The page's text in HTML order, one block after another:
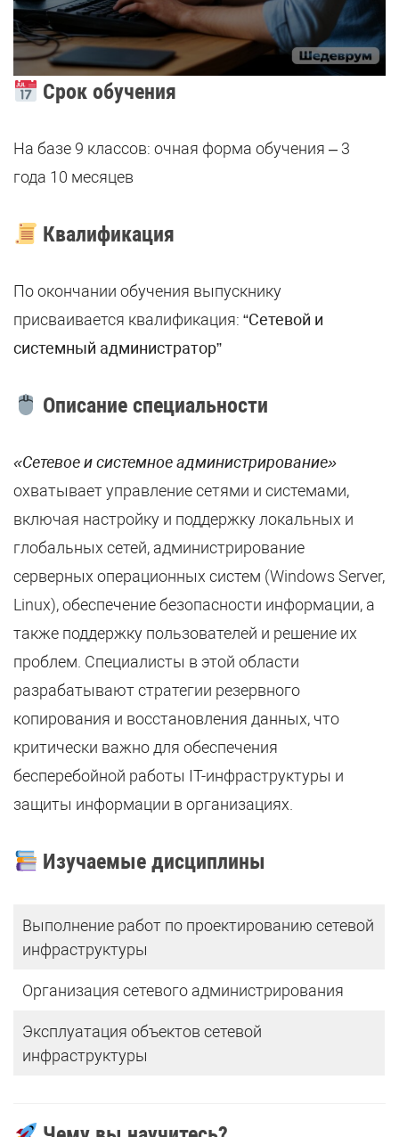
Срок обучения
На базе 9 классов: очная форма обучения – 3
года 10 месяцев
Квалификация
По окончании обучения выпускнику
присваивается квалификация: “Сетевой и
системный администратор”
Описание специальности
«Сетевое и системное администрирование»
охватывает управление сетями и системами,
включая настройку и поддержку локальных и
глобальных сетей, администрирование
серверных операционных систем (Windows Server,
Linux), обеспечение безопасности информации, а
также поддержку пользователей и решение их
проблем. Специалисты в этой области
разрабатывают стратегии резервного
копирования и восстановления данных, что
критически важно для обеспечения
бесперебойной работы IT-инфраструктуры и
защиты информации в организациях.
Изучаемые дисциплины
Выполнение работ по проектированию сетевой
инфраструктуры
Организация сетевого администрирования
Эксплуатация объектов сетевой
инфраструктуры